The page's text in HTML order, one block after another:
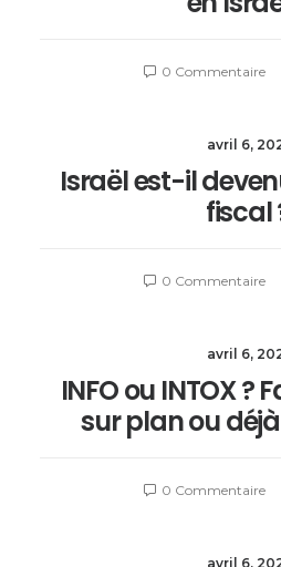
0 Commentaire
avril 6,
Israël est-il
fiscal
0 Commentaire
avril 6,
INFO ou INTOX ?
sur plan ou
0 Commentaire
avril 6,